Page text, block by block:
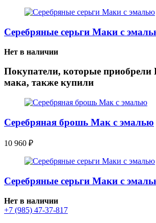
Серебряные серьги Маки с
Нет в наличии
Покупатели, которые приобрели
мака, также купили
Серебряная брошь Мак с эмалью
10 960 ₽
Серебряные серьги Маки с
Нет в наличии
+7 (985) 47-37-817